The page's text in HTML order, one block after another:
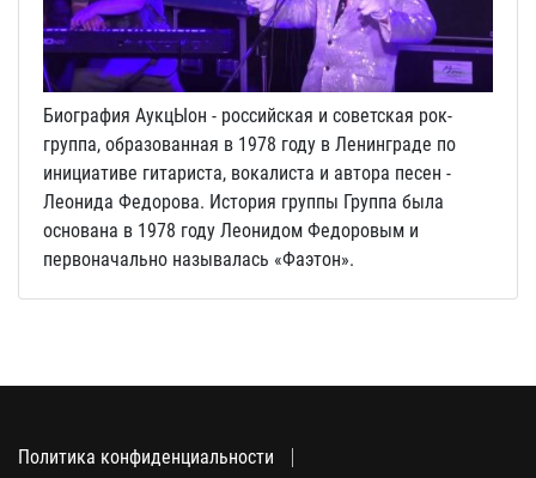
Биография АукцЫон - российская и советская рок-
группа, образованная в 1978 году в Ленинграде по
инициативе гитариста, вокалиста и автора песен -
Леонида Федорова. История группы Группа была
основана в 1978 году Леонидом Федоровым и
первоначально называлась «Фаэтон».
Политика конфиденциальности